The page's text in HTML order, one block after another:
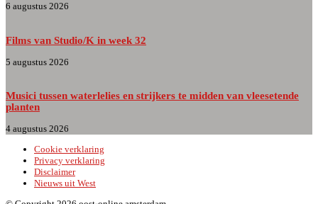
6 augustus 2026
Films van Studio/K in week 32
5 augustus 2026
Musici tussen waterlelies en strijkers te midden van vleesetende
planten
4 augustus 2026
Cookie verklaring
Privacy verklaring
Disclaimer
Nieuws uit West